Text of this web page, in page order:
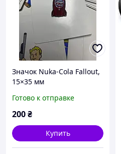
Значок Nuka-Cola Fallout,
15×35 мм
Готово к отправке
200₴
Купить